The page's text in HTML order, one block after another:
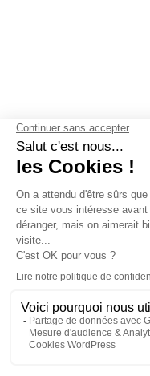
Contactez-nous-
confidentialité-Gestion